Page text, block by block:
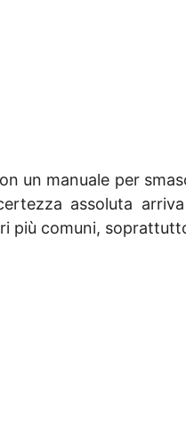
un manuale per
assoluta
più comuni,